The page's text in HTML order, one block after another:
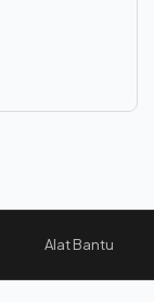
Alat Bantu